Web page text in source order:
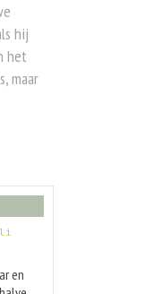
hij
het
maar
en